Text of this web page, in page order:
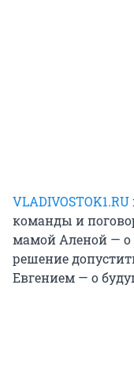
VLADIVOSTOK1.RU
команды и
мамой Аленой — о
решение
Евгением — о